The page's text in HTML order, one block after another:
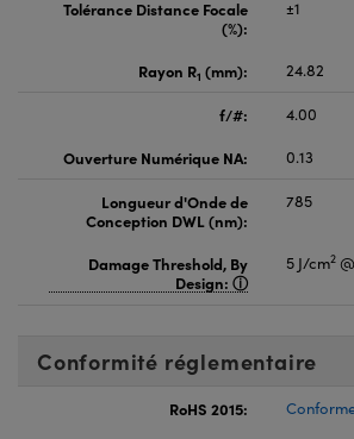
Tolérance Distance Focale
(%):
±1
Rayon R1 (mm): 24.82
f/#:
4.00
Ouverture Numérique NA:
0.13
Longueur d'Onde de
Conception DWL (nm):
785
Damage Threshold, By
Design:
5 J/cm2
Conformité réglementaire
RoHS 2015: